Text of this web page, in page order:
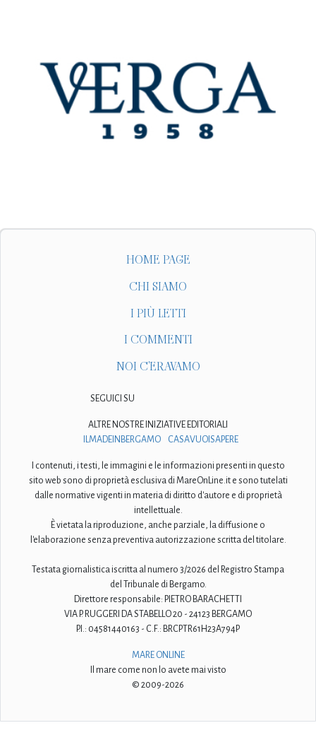
HOME PAGE
CHI SIAMO
I PIÙ LETTI
I COMMENTI
NOI C'ERAVAMO
SEGUICI SU
ALTRE NOSTRE INIZIATIVE EDITORIALI
ILMADEINBERGAMO
CASAVUOISAPERE
I contenuti, i testi, le immagini e le informazioni presenti in questo
sito web sono di proprietà esclusiva di MareOnLine.it e sono tutelati
dalle normative vigenti in materia di diritto d'autore e di proprietà
intellettuale.
È vietata la riproduzione, anche parziale, la diffusione o
l'elaborazione senza preventiva autorizzazione scritta del titolare.
Testata giornalistica iscritta al numero 3/2026 del Registro Stampa
del Tribunale di Bergamo.
Direttore responsabile: PIETRO BARACHETTI
VIA P. RUGGERI DA STABELLO 20 - 24123 BERGAMO
P.I.: 04581440163 - C.F.: BRCPTR61H23A794P
MARE ONLINE
Il mare come non lo avete mai visto
© 2009-2026